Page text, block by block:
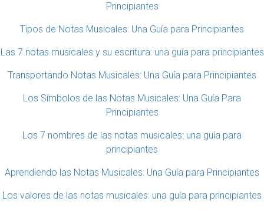
Principiantes
Tipos de Notas Musicales: Una Guía para Principiantes
Las 7 notas musicales y su escritura: una guía para principiantes
Transportando Notas Musicales: Una Guía para Principiantes
Los Símbolos de las Notas Musicales: Una Guía Para
Principiantes
Los 7 nombres de las notas musicales: una guía para
principiantes
Aprendiendo las Notas Musicales: Una Guía para Principiantes
Los valores de las notas musicales: una guía para principiantes